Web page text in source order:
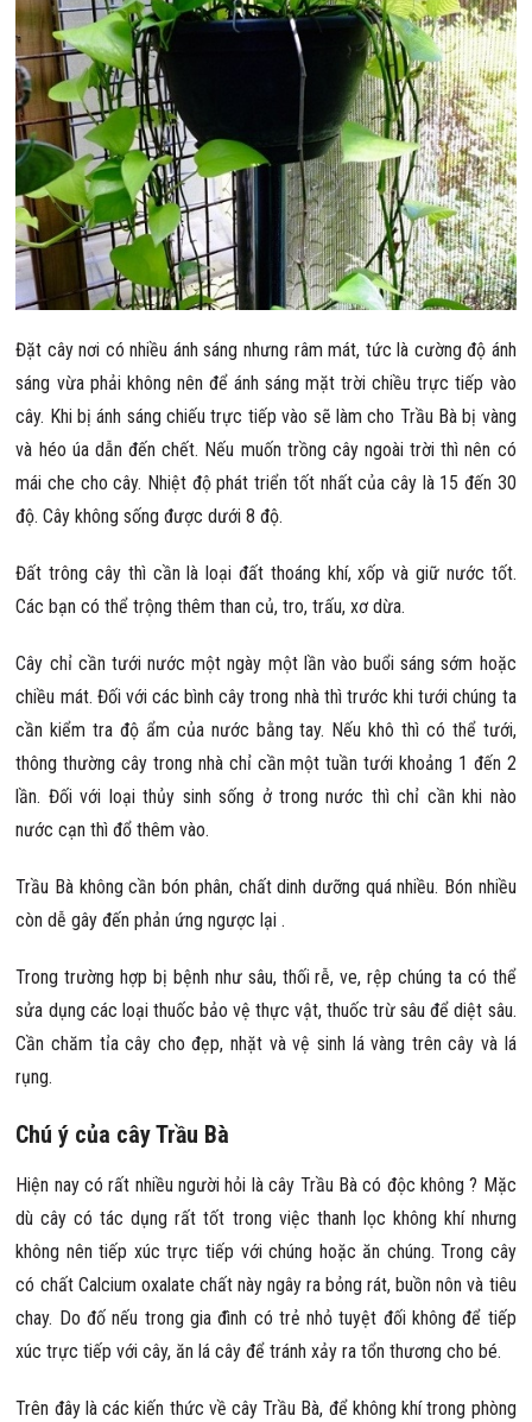
Đặt cây nơi có nhiều ánh sáng nhưng râm mát, tức là cường độ ánh
sáng vừa phải không nên để ánh sáng mặt trời chiều trực tiếp vào
cây. Khi bị ánh sáng chiếu trực tiếp vào sẽ làm cho Trầu Bà bị vàng
và héo úa dẫn đến chết. Nếu muốn trồng cây ngoài trời thì nên có
mái che cho cây. Nhiệt độ phát triển tốt nhất của cây là 15 đến 30
độ. Cây không sống được dưới 8 độ.
Đất trông cây thì cần là loại đất thoáng khí, xốp và giữ nước tốt.
Các bạn có thể trộng thêm than củ, tro, trấu, xơ dừa.
Cây chỉ cần tưới nước một ngày một lần vào buổi sáng sớm hoặc
chiều mát. Đối với các bình cây trong nhà thì trước khi tưới chúng ta
cần kiểm tra độ ẩm của nước bằng tay. Nếu khô thì có thể tưới,
thông thường cây trong nhà chỉ cần một tuần tưới khoảng 1 đến 2
lần. Đối với loại thủy sinh sống ở trong nước thì chỉ cần khi nào
nước cạn thì đổ thêm vào.
Trầu Bà không cần bón phân, chất dinh dưỡng quá nhiều. Bón nhiều
còn dễ gây đến phản ứng ngược lại .
Trong trường hợp bị bệnh như sâu, thối rễ, ve, rệp chúng ta có thể
sửa dụng các loại thuốc bảo vệ thực vật, thuốc trừ sâu để diệt sâu.
Cần chăm tỉa cây cho đẹp, nhặt và vệ sinh lá vàng trên cây và lá
rụng.
Chú ý của cây Trầu Bà
Hiện nay có rất nhiều người hỏi là cây Trầu Bà có độc không ? Mặc
dù cây có tác dụng rất tốt trong việc thanh lọc không khí nhưng
không nên tiếp xúc trực tiếp với chúng hoặc ăn chúng. Trong cây
có chất Calcium oxalate chất này ngây ra bỏng rát, buồn nôn và tiêu
chay. Do đố nếu trong gia đình có trẻ nhỏ tuyệt đối không để tiếp
xúc trực tiếp với cây, ăn lá cây để tránh xảy ra tổn thương cho bé.
Trên đây là các kiến thức về cây Trầu Bà, để không khí trong phòng